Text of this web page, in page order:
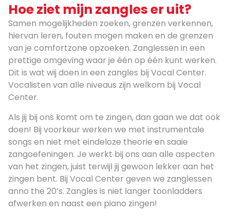
Hoe ziet mijn zangles er uit?
Samen mogelijkheden zoeken, grenzen verkennen,
hiervan leren, fouten mogen maken en de grenzen
van je comfortzone opzoeken. Zanglessen in een
prettige omgeving waar je één op één kunt werken.
Dit is wat wij doen in een zangles bij Vocal Center.
Vocalisten van alle niveaus zijn welkom bij Vocal
Center.
Als jij bij ons komt om te zingen, dan gaan we dat ook
doen! Bij voorkeur werken we met instrumentale
songs en niet met eindeloze theorie en saaie
zangoefeningen. Je werkt bij ons aan alle aspecten
van het zingen, juist terwijl jij gewoon lekker aan het
zingen bent. Bij Vocal Center geven we zanglessen
anno the 20’s. Zangles is niet langer toonladders
afwerken en naast een piano zingen!